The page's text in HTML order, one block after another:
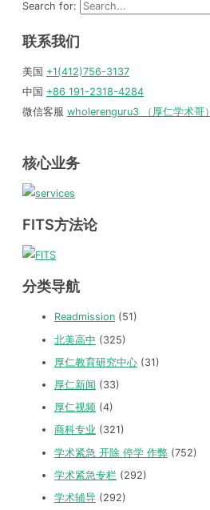
Search for:
联系我们
美国 +1(412)756-3137
中国 +86 191-2318-4284
微信客服 wholerenguru3 （厚仁学术哥）
核心业务
FITS方法论
分类导航
Readmission (51)
北美高中 (325)
厚仁教育研究中心 (31)
厚仁新闻 (33)
厚仁视频 (4)
商科专业 (321)
学术紧急 开除 停学 作弊 (752)
学术紧急专栏 (292)
学术辅导 (292)